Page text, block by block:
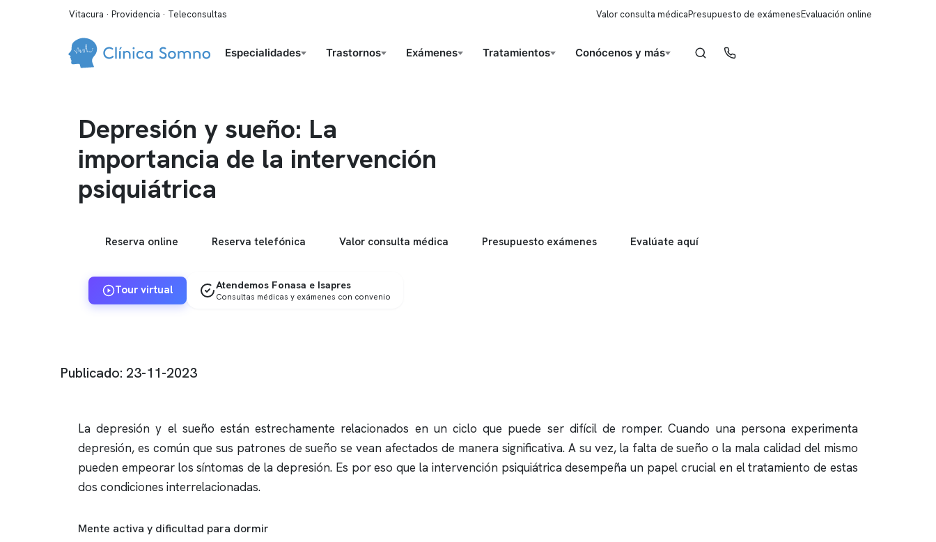
Vitacura · Providencia · Teleconsultas Valor consulta médicaPresupuesto de exámenesEvaluación online
Especialidades Trastornos Exámenes Tratamientos Conócenos y más
Depresión y sueño: La
importancia de la intervención
psiquiátrica
Reserva online Reserva telefónica Valor consulta médica Presupuesto exámenes Evalúate aquí
Tour virtual Atendemos Fonasa e Isapres
Consultas médicas y exámenes con convenio
Publicado: 23-11-2023
La depresión y el sueño están estrechamente relacionados en un ciclo que puede ser difícil de romper. Cuando una persona experimenta
depresión, es común que sus patrones de sueño se vean afectados de manera significativa. A su vez, la falta de sueño o la mala calidad del mismo
pueden empeorar los síntomas de la depresión. Es por eso que la intervención psiquiátrica desempeña un papel crucial en el tratamiento de estas
dos condiciones interrelacionadas.
Mente activa y dificultad para dormir